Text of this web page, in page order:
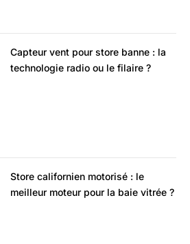
Capteur vent pour store banne : la
technologie radio ou le filaire ?
Store californien motorisé : le
meilleur moteur pour la baie vitrée ?